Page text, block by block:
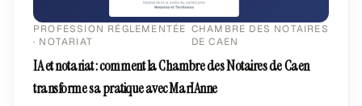
PROFESSION RÉGLEMENTÉE
· NOTARIAT
CHAMBRE DES NOTAIRES
DE CAEN
IA et notariat : comment la Chambre des Notaires de Caen
transforme sa pratique avec MarIAnne